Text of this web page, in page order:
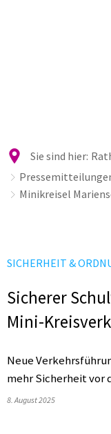
Sie sind hier:
Minikreisel
SICHERHEIT &
Sicherer
Mini-
Neue
mehr Sicherheit vor
8. August 2025